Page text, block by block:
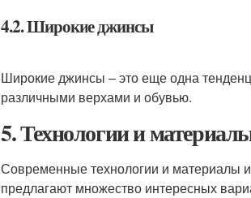
4.2. Широкие джинсы
Широкие джинсы – это еще одна
различными верхами и обувью.
5. Технологии и
Современные технологии и материалы
предлагают множество интересных